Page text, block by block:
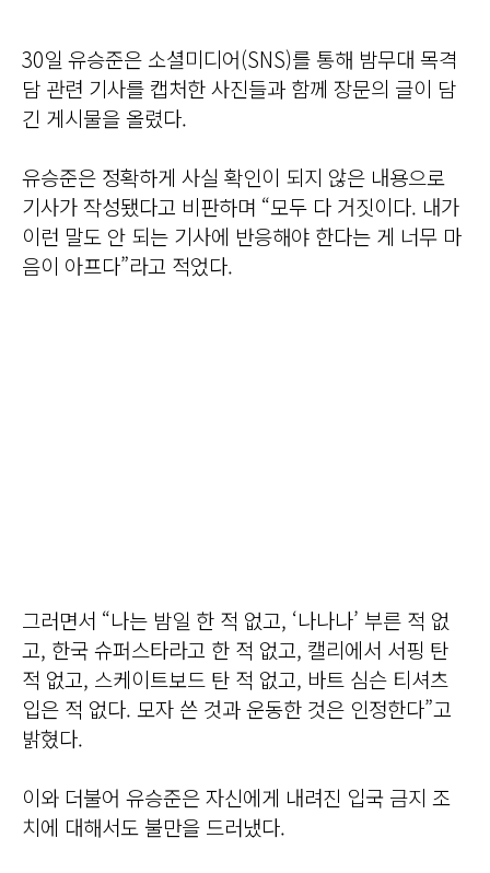
30일 유승준은 소셜미디어(SNS)를 통해 밤무대 목격
담 관련 기사를 캡처한 사진들과 함께 장문의 글이 담
긴 게시물을 올렸다.
유승준은 정확하게 사실 확인이 되지 않은 내용으로
기사가 작성됐다고 비판하며 “모두 다 거짓이다. 내가
이런 말도 안 되는 기사에 반응해야 한다는 게 너무 마
음이 아프다”라고 적었다.
그러면서 “나는 밤일 한 적 없고, ‘나나나’ 부른 적 없
고, 한국 슈퍼스타라고 한 적 없고, 캘리에서 서핑 탄
적 없고, 스케이트보드 탄 적 없고, 바트 심슨 티셔츠
입은 적 없다. 모자 쓴 것과 운동한 것은 인정한다”고
밝혔다.
이와 더불어 유승준은 자신에게 내려진 입국 금지 조
치에 대해서도 불만을 드러냈다.